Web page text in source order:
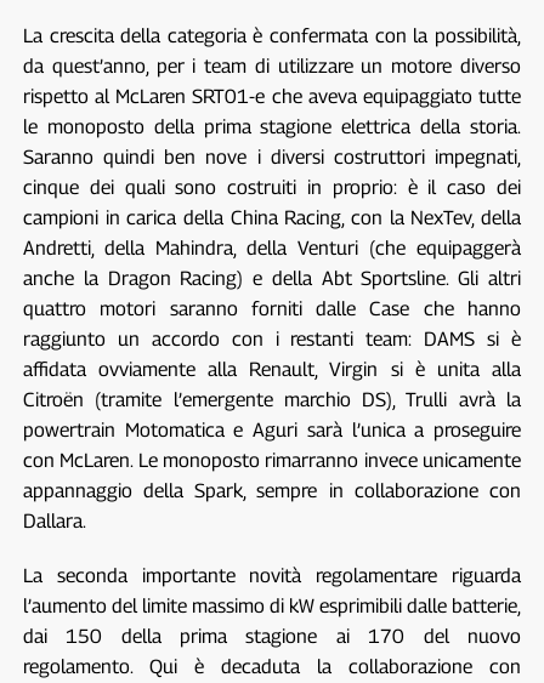
La crescita della categoria è confermata con la possibilità,
da quest’anno, per i team di utilizzare un motore diverso
rispetto al McLaren SRT01-e che aveva equipaggiato tutte
le monoposto della prima stagione elettrica della storia.
Saranno quindi ben nove i diversi costruttori impegnati,
cinque dei quali sono costruiti in proprio: è il caso dei
campioni in carica della China Racing, con la NexTev, della
Andretti, della Mahindra, della Venturi (che equipaggerà
anche la Dragon Racing) e della Abt Sportsline. Gli altri
quattro motori saranno forniti dalle Case che hanno
raggiunto un accordo con i restanti team: DAMS si è
affidata ovviamente alla Renault, Virgin si è unita alla
Citroën (tramite l’emergente marchio DS), Trulli avrà la
powertrain Motomatica e Aguri sarà l’unica a proseguire
con McLaren. Le monoposto rimarranno invece unicamente
appannaggio della Spark, sempre in collaborazione con
Dallara.
La seconda importante novità regolamentare riguarda
l’aumento del limite massimo di kW esprimibili dalle batterie,
dai 150 della prima stagione ai 170 del nuovo
regolamento. Qui è decaduta la collaborazione con